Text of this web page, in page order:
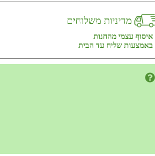
מדיניות משלוחים
איסוף עצמי מהחנות
באמצעות שליח עד הבית